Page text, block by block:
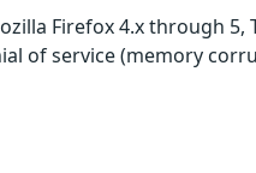
Firefox 4.x through 5,
of service (memory